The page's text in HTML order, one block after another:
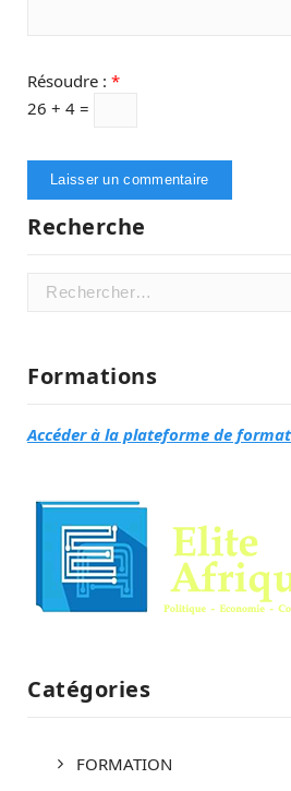
Résoudre : *
26 + 4 =
Recherche
Rechercher :
Formations
Accéder à la plateforme de
Catégories
FORMATION